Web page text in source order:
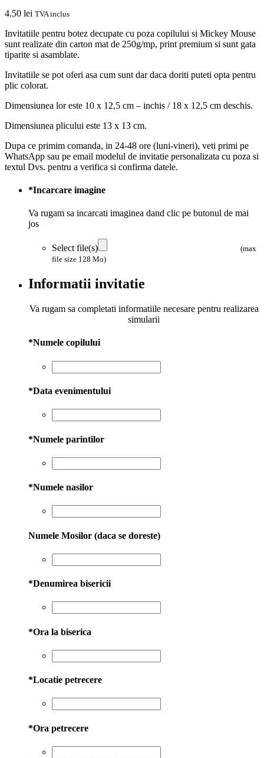
4.50 lei TVA inclus
Invitatiile pentru botez decupate cu poza copilului si Mickey Mouse
sunt realizate din carton mat de 250g/mp, print premium si sunt gata
tiparite si asamblate.
Invitatiile se pot oferi asa cum sunt dar daca doriti puteti opta pentru
plic colorat.
Dimensiunea lor este 10 x 12,5 cm – inchis / 18 x 12,5 cm deschis.
Dimensiunea plicului este 13 x 13 cm.
Dupa ce primim comanda, in 24-48 ore (luni-vineri), veti primi pe
WhatsApp sau pe email modelul de invitatie personalizata cu poza si
textul Dvs. pentru a verifica si confirma datele.
*Incarcare imagine
Va rugam sa incarcati imaginea dand clic pe butonul de mai
jos
Select file(s)
(max
file size 128 Mo)
Informatii invitatie
Va rugam sa completati informatiile necesare pentru realizarea
simularii
*Numele copilului
*Data evenimentului
*Numele parintilor
*Numele nasilor
Numele Mosilor (daca se doreste)
*Denumirea bisericii
*Ora la biserica
*Locatie petrecere
*Ora petrecere